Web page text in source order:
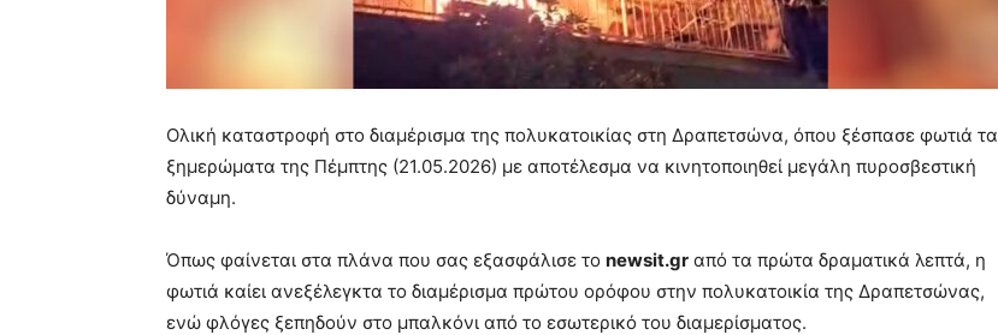
Ολική καταστροφή στο διαμέρισμα της πολυκατοικίας στη Δραπετσώνα, όπου ξέσπασε φωτιά τα
ξημερώματα της Πέμπτης (21.05.2026) με αποτέλεσμα να κινητοποιηθεί μεγάλη πυροσβεστική
δύναμη.
Όπως φαίνεται στα πλάνα που σας εξασφάλισε το newsit.gr από τα πρώτα δραματικά λεπτά, η
φωτιά καίει ανεξέλεγκτα το διαμέρισμα πρώτου ορόφου στην πολυκατοικία της Δραπετσώνας,
ενώ φλόγες ξεπηδούν στο μπαλκόνι από το εσωτερικό του διαμερίσματος.